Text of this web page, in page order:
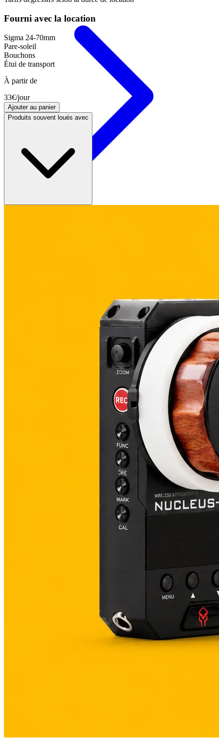
Fourni avec la location
Sigma 24-70mm
Pare-soleil
Bouchons
Étui de transport
À partir de
33€/jour
Ajouter au panier
Produits souvent loués avec